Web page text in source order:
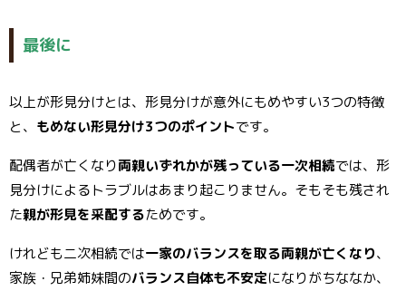
最後に
以上が形見分けとは、形見分けが意外にもめやすい3つの特徴
と、 もめない形見分け3つのポイントです。
配偶者が亡くなり両親いずれかが残っている一次相続では、形
見分けによるトラブルはあまり起こりません。そもそも残され
た親が形見を采配するためです。
けれども二次相続では一家のバランスを取る両親が亡くなり、
家族・兄弟姉妹間のバランス自体も不安定になりがちななか、